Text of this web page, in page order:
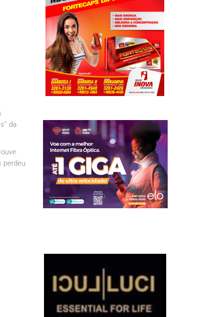
da
perdeu